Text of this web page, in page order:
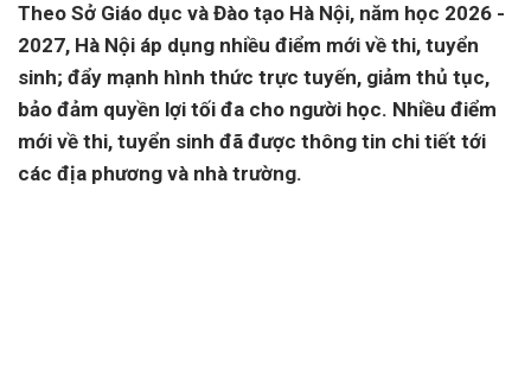
Theo Sở Giáo dục và Đào tạo Hà Nội, năm học 2026 -
2027, Hà Nội áp dụng nhiều điểm mới về thi, tuyển
sinh; đẩy mạnh hình thức trực tuyến, giảm thủ tục,
bảo đảm quyền lợi tối đa cho người học. Nhiều điểm
mới về thi, tuyển sinh đã được thông tin chi tiết tới
các địa phương và nhà trường.